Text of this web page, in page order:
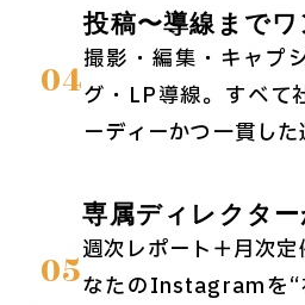
04
投稿〜導線まで
撮影・編集・キャプ
グ・LP導線。すべて
ーディーかつ一貫した
05
専属ディレクター
週次レポート＋月次
なたのInstagramを“